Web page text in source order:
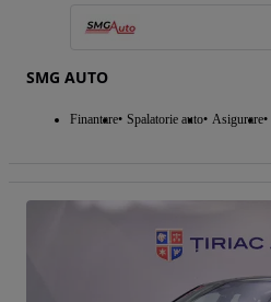
SMG AUTO
Finantare Spalatorie auto Asigurare